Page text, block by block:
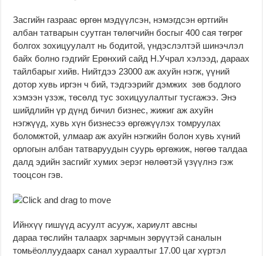
Засгийн газраас өргөн мэдүүлсэн, нэмэгдсэн өртгийн
албан татварын суутган төлөгчийн босгыг 400 сая төгрөг
болгох зохицуулалт нь бодитой, үндэслэлтэй шинэчлэл
байх болно гэдгийг Ерөнхий сайд Н.Учрал хэлээд, дараах
тайлбарыг хийв. Нийтдээ 23000 аж ахуйн нэгж, үүний
дотор хувь иргэн ч бий, тэдгээрийг дэмжих зөв бодлого
хэмээн үзэж, төсөлд тус зохицуулалтыг тусгажээ. Энэ
шийдлийн үр дүнд бичил бизнес, жижиг аж ахуйн
нэгжүүд, хувь хүн бизнесээ өргөжүүлэх томруулах
боломжтой, улмаар аж ахуйн нэгжийн болон хувь хүний
орлогын албан татваруудын суурь өргөжиж, нөгөө талдаа
далд эдийн засгийг хумих эерэг нөлөөтэй үзүүлнэ гэж
тооцсон гэв.
Ийнхүү гишүүд асуулт асууж, хариулт авсны
дараа төслийн талаарх зарчмын зөрүүтэй саналын
томьёоллуудаарх санал хураалтыг 17.00 цаг хүртэл